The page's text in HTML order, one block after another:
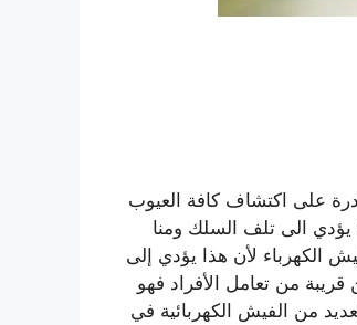
على اكتشاف كافة العيوب
يؤدي الى تلف السلك ومنا
الكهرباء لأن هذا يؤدي إلى
من تعامل الأفراد فهو
من الفيش الكهربائية في